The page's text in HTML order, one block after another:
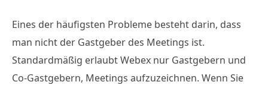
Eines der häufigsten Probleme besteht darin, dass
man nicht der Gastgeber des Meetings ist.
Standardmäßig erlaubt Webex nur Gastgebern und
Co-Gastgebern, Meetings aufzuzeichnen. Wenn Sie